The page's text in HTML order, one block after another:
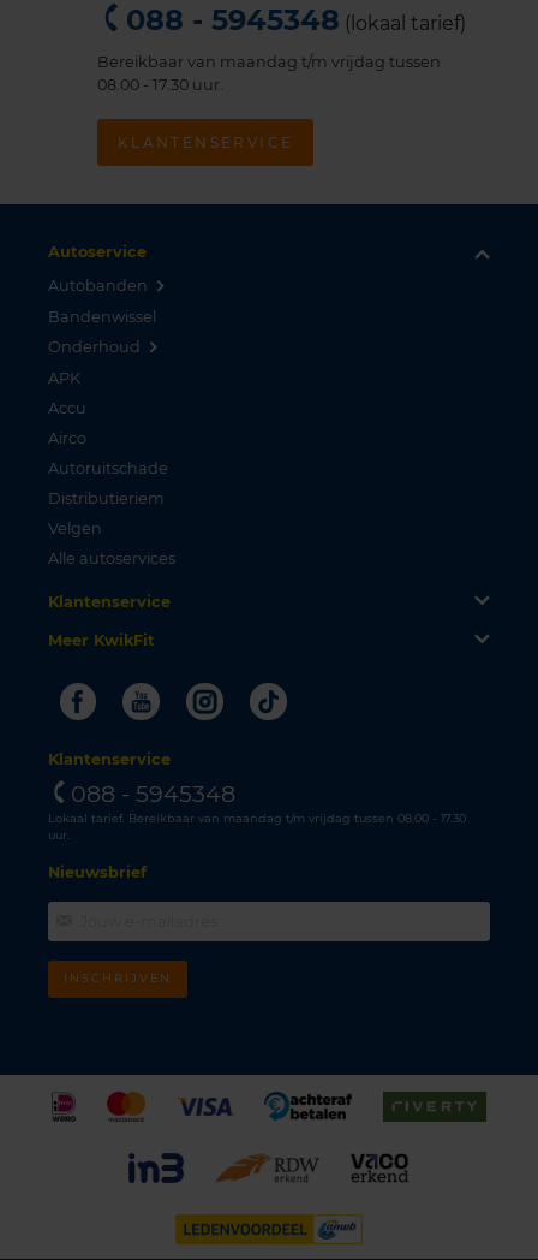
088 - 5945348 (lokaal tarief)
Bereikbaar van maandag t/m vrijdag tussen
08.00 - 17.30 uur.
KLANTENSERVICE
Autoservice
Autobanden
Bandenwissel
Onderhoud
APK
Accu
Airco
Autoruitschade
Distributieriem
Velgen
Alle autoservices
Klantenservice
Meer KwikFit
FacebookYoutubeInstagram
Tiktok
Klantenservice
088 - 5945348
Lokaal tarief. Bereikbaar van maandag t/m vrijdag tussen 08.00 - 17.30
uur.
Nieuwsbrief
INSCHRIJVEN